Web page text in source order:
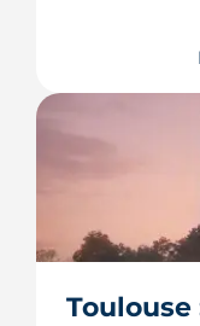
La
près de 1
protégé, la